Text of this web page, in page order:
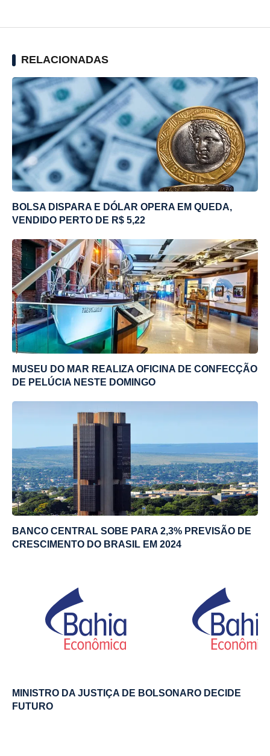
RELACIONADAS
BOLSA DISPARA E DÓLAR OPERA EM QUEDA,
VENDIDO PERTO DE R$ 5,22
MUSEU DO MAR REALIZA OFICINA DE CONFECÇÃO
DE PELÚCIA NESTE DOMINGO
BANCO CENTRAL SOBE PARA 2,3% PREVISÃO DE
CRESCIMENTO DO BRASIL EM 2024
MINISTRO DA JUSTIÇA DE BOLSONARO DECIDE
FUTURO